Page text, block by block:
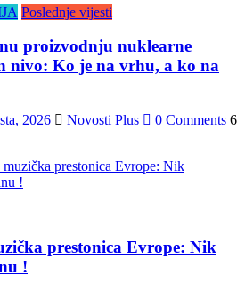
Poslednje vijesti
proizvodnju nuklearne
nivo: Ko je na vrhu, a ko na
2026 Novosti Plus 0 Comments 6
prestonica Evrope: Nik
!